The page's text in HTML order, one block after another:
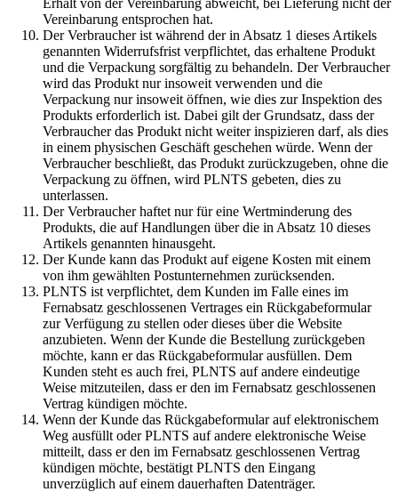
Erhalt von der Vereinbarung abweicht, bei Lieferung nicht der
Vereinbarung entsprochen hat.
Der Verbraucher ist während der in Absatz 1 dieses Artikels
genannten Widerrufsfrist verpflichtet, das erhaltene Produkt
und die Verpackung sorgfältig zu behandeln. Der Verbraucher
wird das Produkt nur insoweit verwenden und die
Verpackung nur insoweit öffnen, wie dies zur Inspektion des
Produkts erforderlich ist. Dabei gilt der Grundsatz, dass der
Verbraucher das Produkt nicht weiter inspizieren darf, als dies
in einem physischen Geschäft geschehen würde. Wenn der
Verbraucher beschließt, das Produkt zurückzugeben, ohne die
Verpackung zu öffnen, wird PLNTS gebeten, dies zu
unterlassen.
Der Verbraucher haftet nur für eine Wertminderung des
Produkts, die auf Handlungen über die in Absatz 10 dieses
Artikels genannten hinausgeht.
Der Kunde kann das Produkt auf eigene Kosten mit einem
von ihm gewählten Postunternehmen zurücksenden.
PLNTS ist verpflichtet, dem Kunden im Falle eines im
Fernabsatz geschlossenen Vertrages ein Rückgabeformular
zur Verfügung zu stellen oder dieses über die Website
anzubieten. Wenn der Kunde die Bestellung zurückgeben
möchte, kann er das Rückgabeformular ausfüllen. Dem
Kunden steht es auch frei, PLNTS auf andere eindeutige
Weise mitzuteilen, dass er den im Fernabsatz geschlossenen
Vertrag kündigen möchte.
Wenn der Kunde das Rückgabeformular auf elektronischem
Weg ausfüllt oder PLNTS auf andere elektronische Weise
mitteilt, dass er den im Fernabsatz geschlossenen Vertrag
kündigen möchte, bestätigt PLNTS den Eingang
unverzüglich auf einem dauerhaften Datenträger.